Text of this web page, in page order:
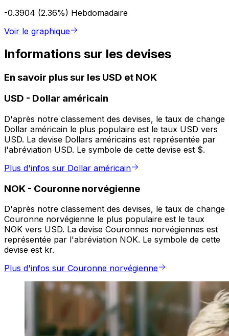
-0.3904 (2.36%) Hebdomadaire
Voir le graphique
Informations sur les devises
En savoir plus sur les USD et NOK
USD - Dollar américain
D'après notre classement des devises, le taux de change
Dollar américain le plus populaire est le taux USD vers
USD. La devise Dollars américains est représentée par
l'abréviation USD. Le symbole de cette devise est $.
Plus d'infos sur Dollar américain
NOK - Couronne norvégienne
D'après notre classement des devises, le taux de change
Couronne norvégienne le plus populaire est le taux
NOK vers USD. La devise Couronnes norvégiennes est
représentée par l'abréviation NOK. Le symbole de cette
devise est kr.
Plus d'infos sur Couronne norvégienne